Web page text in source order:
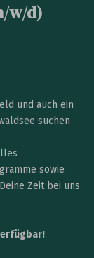
w/d)
und auch ein
suchen
sowie
Zeit bei uns